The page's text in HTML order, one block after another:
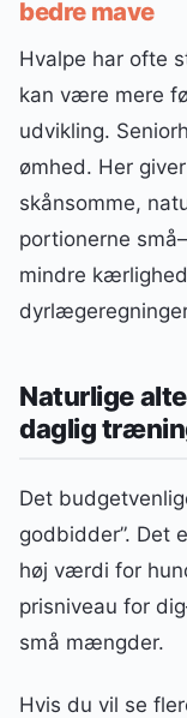
bedre mave
Hvalpe har ofte
kan være mere
udvikling.
ømhed. Her
skånsomme,
portionerne
mindre
Naturlige
daglig
Det
godbidder”. Det
høj værdi for
prisniveau for
små mængder.
Hvis du vil se